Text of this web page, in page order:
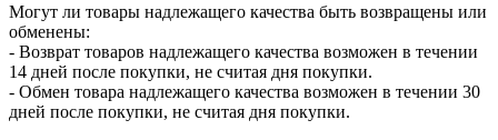
Могут ли товары надлежащего качества быть возвращены или
обменены:
- Возврат товаров надлежащего качества возможен в течении
14 дней после покупки, не считая дня покупки.
- Обмен товара надлежащего качества возможен в течении 30
дней после покупки, не считая дня покупки.